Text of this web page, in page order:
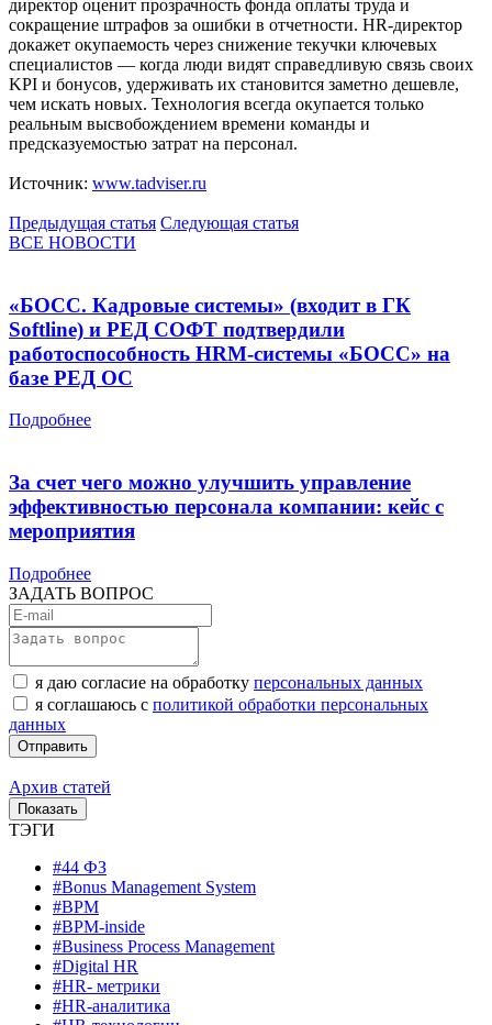
директор оценит прозрачность фонда оплаты труда и
сокращение штрафов за ошибки в отчетности. HR-директор
докажет окупаемость через снижение текучки ключевых
специалистов — когда люди видят справедливую связь своих
KPI и бонусов, удерживать их становится заметно дешевле,
чем искать новых. Технология всегда окупается только
реальным высвобождением времени команды и
предсказуемостью затрат на персонал.
Источник: www.tadviser.ru
Предыдущая статья Следующая статья
ВСЕ НОВОСТИ
«БОСС. Кадровые системы» (входит в ГК
Softline) и РЕД СОФТ подтвердили
работоспособность HRM-системы «БОСС» на
базе РЕД ОС
Подробнее
За счет чего можно улучшить управление
эффективностью персонала компании: кейс с
мероприятия
Подробнее
ЗАДАТЬ ВОПРОС
я даю согласие на обработку персональных данных
я соглашаюсь с политикой обработки персональных
данных
Архив статей
ТЭГИ
#44 ФЗ
#Bonus Management System
#BPM
#BPM-inside
#Business Process Management
#Digital HR
#HR- метрики
#HR-аналитика